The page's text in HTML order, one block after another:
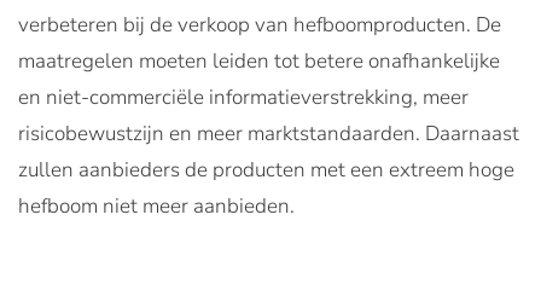
verbeteren bij de verkoop van hefboomproducten. De
maatregelen moeten leiden tot betere onafhankelijke
en niet-commerciële informatieverstrekking, meer
risicobewustzijn en meer marktstandaarden. Daarnaast
zullen aanbieders de producten met een extreem hoge
hefboom niet meer aanbieden.